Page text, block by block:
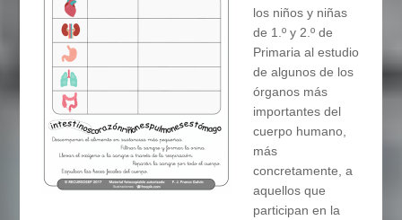
los niños y niñas
de 1.º y 2.º de
Primaria al estudio
de algunos de los
órganos más
importantes del
cuerpo humano,
más
concretamente, a
aquellos que
participan en la